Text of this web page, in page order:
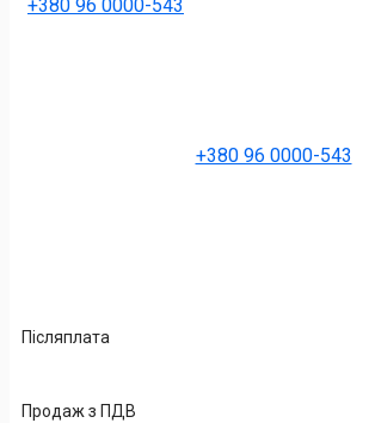
+380 96 0000-543
+380 96 0000-543
Післяплата
Продаж з ПДВ